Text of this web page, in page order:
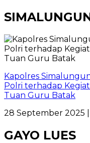
Kapolres
Polri terhadap
Tuan Guru Batak
28 September 2025 |
GAYO LUES